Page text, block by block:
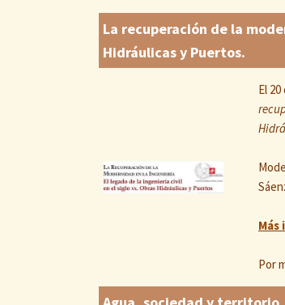
La recuperación de la
Hidráulicas y Puertos.
El
Por